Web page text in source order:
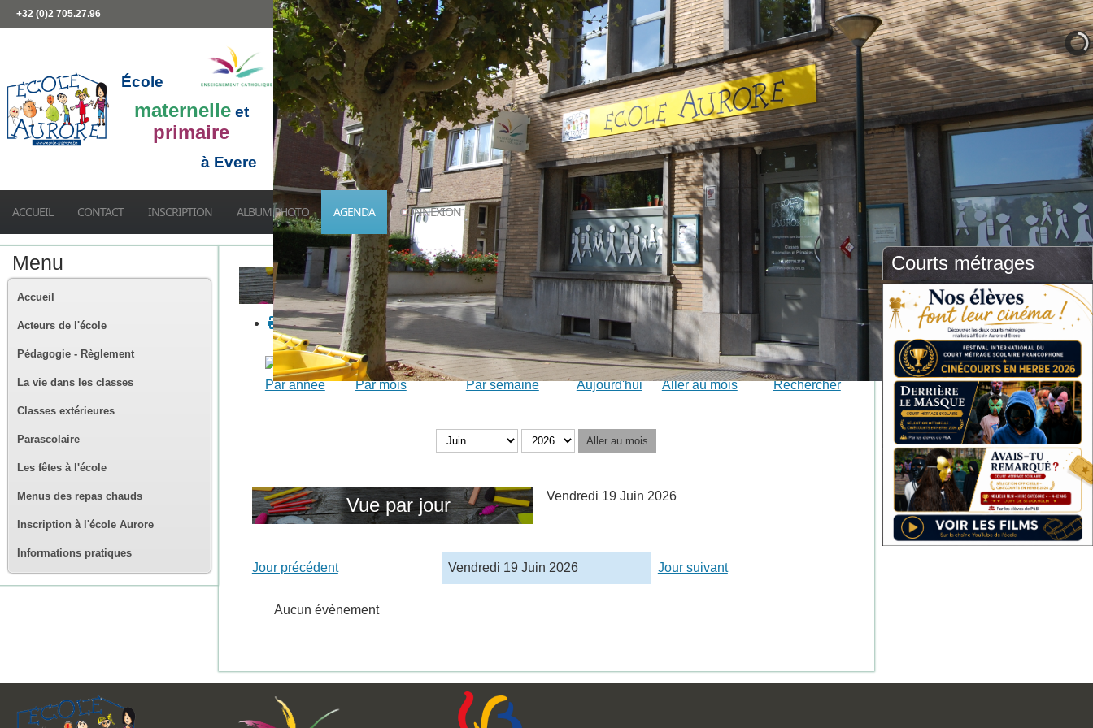
+32 (0)2 705.27.96
École
maternelle et
primaire
à Evere
ACCUEIL CONTACT INSCRIPTION ALBUM PHOTO AGENDA CONNEXION
Menu
Accueil
Acteurs de l'école
Pédagogie - Règlement
La vie dans les classes
Classes extérieures
Parascolaire
Les fêtes à l'école
Menus des repas chauds
Inscription à l'école Aurore
Informations pratiques
Calendrier
Par année Par mois Par semaine Aujourd'hui Aller au mois Rechercher
Aller au mois
Vue par jour Vendredi 19 Juin 2026
Jour précédent Vendredi 19 Juin 2026 Jour suivant
Aucun évènement
Courts métrages